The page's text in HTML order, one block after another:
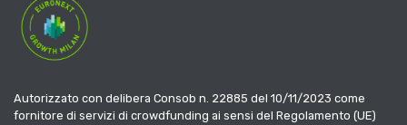
Autorizzato con delibera Consob n. 22885 del 10/11/2023 come
fornitore di servizi di crowdfunding ai sensi del Regolamento (UE)